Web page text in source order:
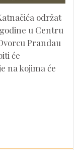
održat
godine u Centru
Prandau
će
na kojima će